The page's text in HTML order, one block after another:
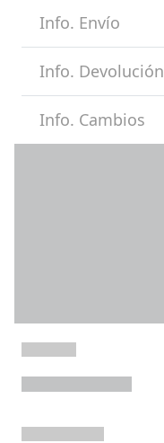
Info. Envío
Info. Devolución
Info. Cambios